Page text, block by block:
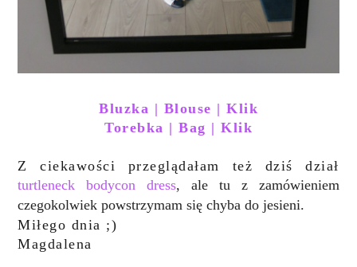
Bluzka | Blouse | Klik
Torebka | Bag | Klik
Z ciekawości przeglądałam też dziś dział
turtleneck bodycon dress, ale tu z zamówieniem
czegokolwiek powstrzymam się chyba do jesieni.
Miłego dnia ;)
Magdalena